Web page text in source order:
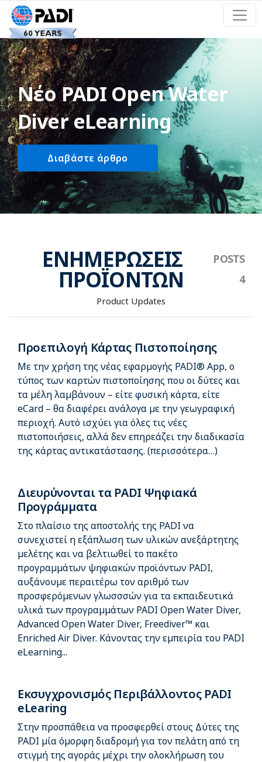
Νέο PADI Open Water
Diver eLearning
Διαβάστε άρθρο
ΕΝΗΜΕΡΏΣΕΙΣ
ΠΡΟΪΌΝΤΩΝ
Product Updates
Προεπιλογή Κάρτας Πιστοποίησης
Με την χρήση της νέας εφαρμογής PADI® App, ο
τύπος των καρτών πιστοποίησης που οι δύτες και
τα μέλη λαμβάνουν – είτε φυσική κάρτα, είτε
eCard – θα διαφέρει ανάλογα με την γεωγραφική
περιοχή. Αυτό ισχύει για όλες τις νέες
πιστοποιήσεις, αλλά δεν επηρεάζει την διαδικασία
της κάρτας αντικατάστασης. (περισσότερα…)
Διευρύνονται τα PADI Ψηφιακά
Προγράμματα
Στο πλαίσιο της αποστολής της PADI να
συνεχιστεί η εξάπλωση των υλικών ανεξάρτητης
μελέτης και να βελτιωθεί το πακέτο
προγραμμάτων ψηφιακών προϊόντων PADI,
αυξάνουμε περαιτέρω τον αριθμό των
προσφερόμενων γλωσσσών για τα εκπαιδευτικά
υλικά των προγραμμάτων PADI Open Water Diver,
Advanced Open Water Diver, Freediver™ και
Enriched Air Diver. Κάνοντας την εμπειρία του PADI
eLearning...
Εκσυγχρονισμός Περιβάλλοντος PADI
eLearing
Στην προσπάθεια να προσφερθεί στους Δύτες της
PADI μία όμορφη διαδρομή για τον πελάτη από τη
στιγμή της αγοράς μέχρι την ολοκλήρωση του